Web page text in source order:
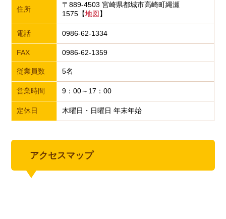
住所
〒889-4503 宮崎県都城市高崎町縄瀬
1575【地図 】
電話 0986-62-1334
FAX 0986-62-1359
従業員数 5名
営業時間 9：00～17：00
定休日 木曜日・日曜日 年末年始
アクセスマップ